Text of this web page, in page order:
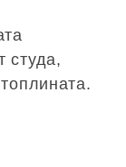
студа,